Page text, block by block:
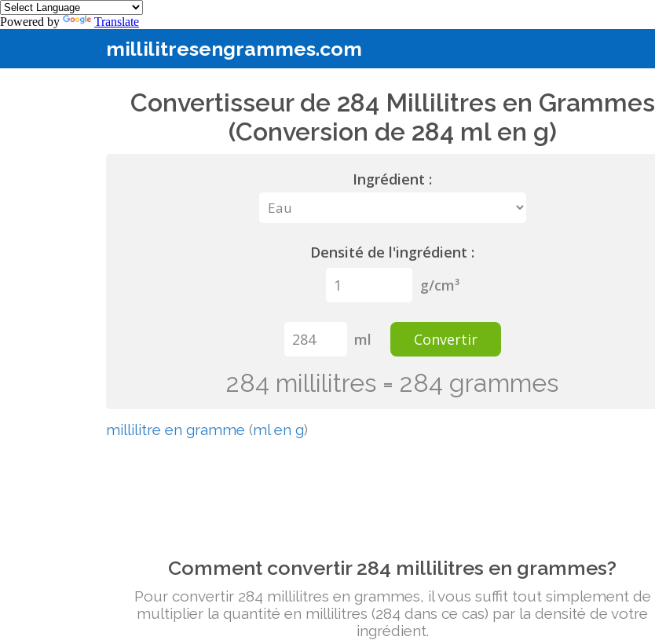
Powered by Translate
millilitresengrammes.com
Convertisseur de 284 Millilitres en Grammes
(Conversion de 284 ml en g)
Ingrédient :
Densité de l'ingrédient :
g/cm³
ml Convertir
284 millilitres = 284 grammes
millilitre en gramme (ml en g)
Comment convertir 284 millilitres en grammes?
Pour convertir 284 millilitres en grammes, il vous suffit tout simplement de
multiplier la quantité en millilitres (284 dans ce cas) par la densité de votre
ingrédient.